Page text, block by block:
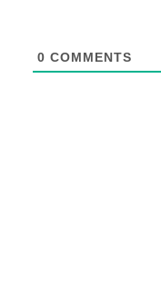
0 COMMENTS